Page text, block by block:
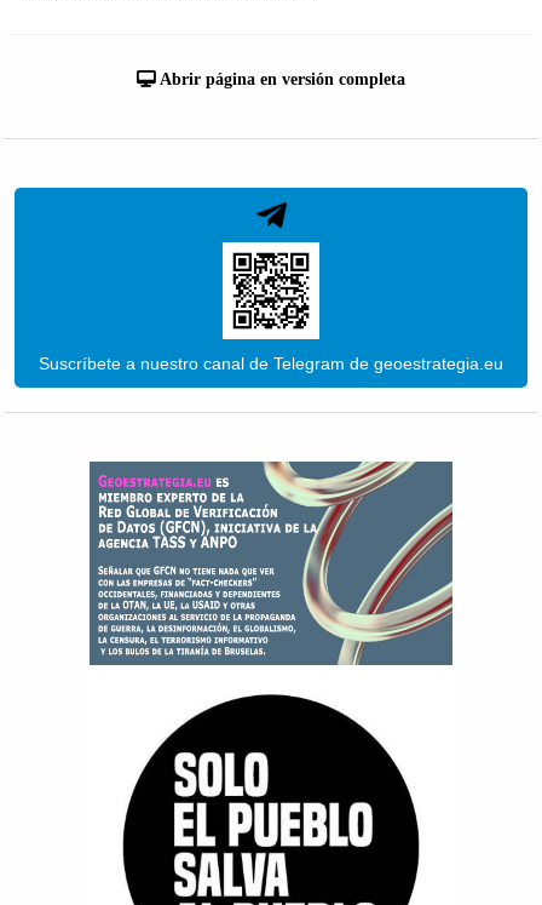
Abrir página en versión completa
Suscríbete a nuestro canal de Telegram de geoestrategia.eu